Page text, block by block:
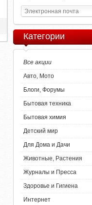
Категории
Все акции
Авто, Мото
Блоги, Форумы
Бытовая техника
Бытовая химия
Детский мир
Для Дома и Дачи
Животные, Растения
Журналы и Пресса
Здоровье и Гигиена
Интернет